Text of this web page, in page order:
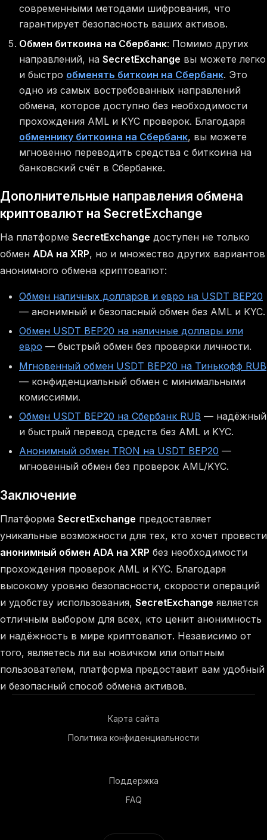
современными методами шифрования, что
гарантирует безопасность ваших активов.
Обмен биткоина на Сбербанк: Помимо других
направлений, на SecretExchange вы можете легко
и быстро обменять биткоин на Сбербанк. Это
одно из самых востребованных направлений
обмена, которое доступно без необходимости
прохождения AML и KYC проверок. Благодаря
обменнику биткоина на Сбербанк, вы можете
мгновенно переводить средства с биткоина на
банковский счёт в Сбербанке.
Дополнительные направления обмена
криптовалют на SecretExchange
На платформе SecretExchange доступен не только
обмен ADA на XRP, но и множество других вариантов
анонимного обмена криптовалют:
Обмен наличных долларов и евро на USDT BEP20
— анонимный и безопасный обмен без AML и KYC.
Обмен USDT BEP20 на наличные доллары или
евро — быстрый обмен без проверки личности.
Мгновенный обмен USDT BEP20 на Тинькофф RUB
— конфиденциальный обмен с минимальными
комиссиями.
Обмен USDT BEP20 на Сбербанк RUB — надёжный
и быстрый перевод средств без AML и KYC.
Анонимный обмен TRON на USDT BEP20 —
мгновенный обмен без проверок AML/KYC.
Заключение
Платформа SecretExchange предоставляет
уникальные возможности для тех, кто хочет провести
анонимный обмен ADA на XRP без необходимости
прохождения проверок AML и KYC. Благодаря
высокому уровню безопасности, скорости операций
и удобству использования, SecretExchange является
отличным выбором для всех, кто ценит анонимность
и надёжность в мире криптовалют. Независимо от
того, являетесь ли вы новичком или опытным
пользователем, платформа предоставит вам удобный
и безопасный способ обмена активов.
Карта сайта
Политика конфиденциальности
Поддержка
FAQ